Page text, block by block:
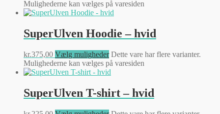
Mulighederne kan vælges på varesiden
SuperUlven Hoodie – hvid
kr.375,00 Vælg muligheder Dette vare har flere varianter.
Mulighederne kan vælges på varesiden
SuperUlven T-shirt – hvid